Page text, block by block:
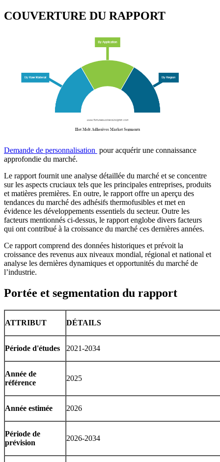
COUVERTURE DU RAPPORT
Demande de personnalisation pour acquérir une connaissance
approfondie du marché.
Le rapport fournit une analyse détaillée du marché et se concentre
sur les aspects cruciaux tels que les principales entreprises, produits
et matières premières. En outre, le rapport offre un aperçu des
tendances du marché des adhésifs thermofusibles et met en
évidence les développements essentiels du secteur. Outre les
facteurs mentionnés ci-dessus, le rapport englobe divers facteurs
qui ont contribué à la croissance du marché ces dernières années.
Ce rapport comprend des données historiques et prévoit la
croissance des revenus aux niveaux mondial, régional et national et
analyse les dernières dynamiques et opportunités du marché de
l’industrie.
Portée et segmentation du rapport
ATTRIBUT DÉTAILS
Période d'études 2021-2034
Année de
référence
2025
Année estimée 2026
Période de
prévision
2026-2034